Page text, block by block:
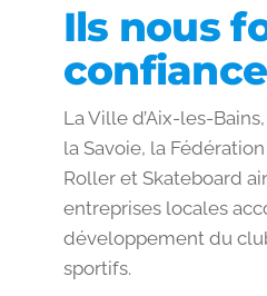
Ils nous
confiance
La Ville d’Aix-les-
la Savoie, la
Roller et Skateboard
entreprises locales
développement du
sportifs.